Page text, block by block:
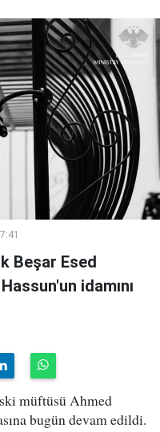
Beşar Esed
idamını
müftüsü Ahmed
bugün devam edildi.